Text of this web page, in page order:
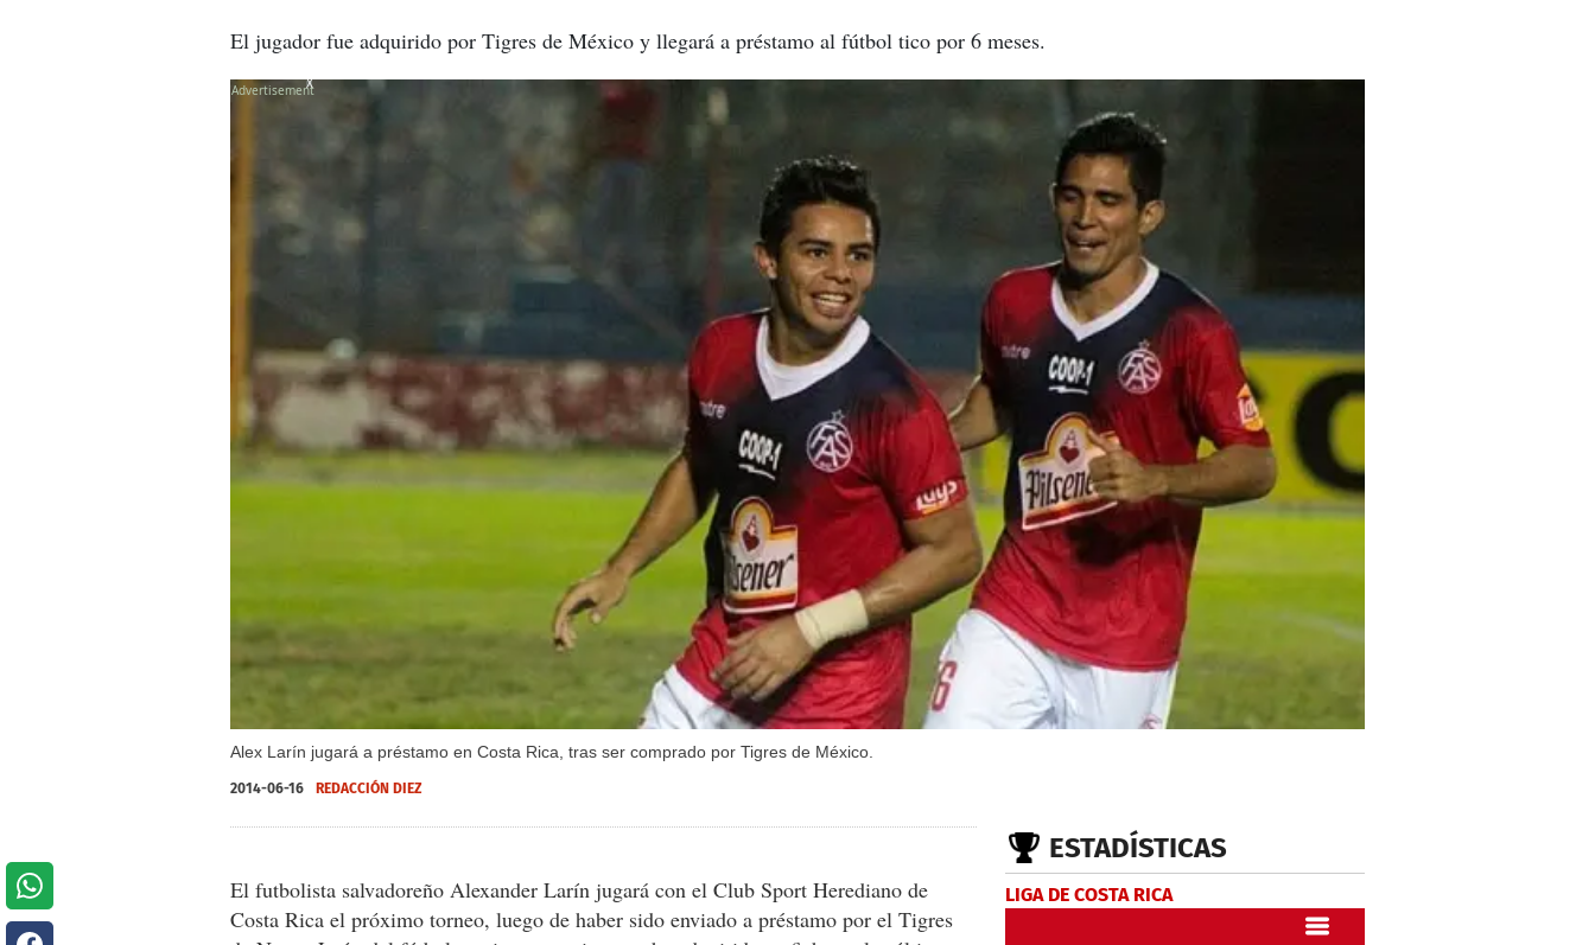
El jugador fue adquirido por Tigres de México y llegará a préstamo al fútbol tico por 6 meses.
Alex Larín jugará a préstamo en Costa Rica, tras ser comprado por Tigres de México.
X
2014-06-16 REDACCIÓN DIEZ
El futbolista salvadoreño Alexander Larín jugará con el Club Sport Herediano de
Costa Rica el próximo torneo, luego de haber sido enviado a préstamo por el Tigres
ESTADÍSTICAS
LIGA DE COSTA RICA